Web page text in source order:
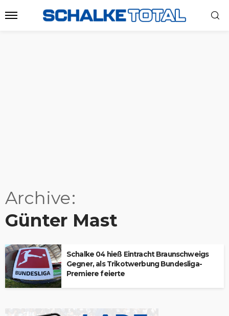
Archive
Günter Mast
Schalke 04 hieß Eintracht Braunschweigs
Gegner, als Trikotwerbung Bundesliga-
Premiere feierte